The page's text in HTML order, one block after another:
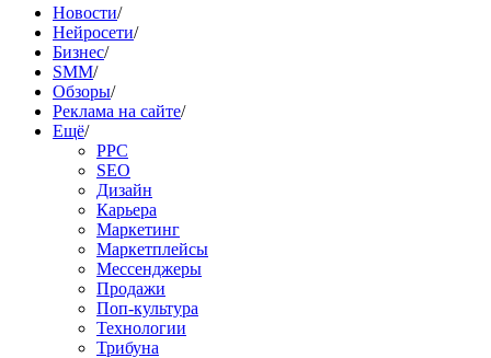
Новости/
Нейросети/
Бизнес/
SMM/
Обзоры/
Реклама на сайте/
Ещё/
PPC
SEO
Дизайн
Карьера
Маркетинг
Маркетплейсы
Мессенджеры
Продажи
Поп-культура
Технологии
Трибуна